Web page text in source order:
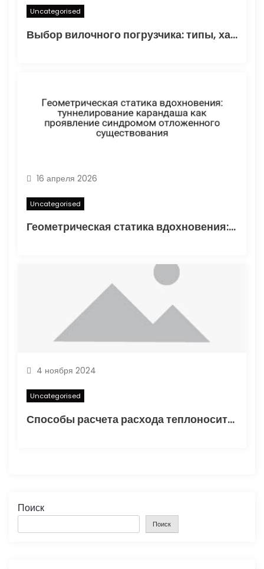
Uncategorised
Выбор вилочного погрузчика: типы, характеристики и области применения
16 апреля 2026
Uncategorised
Геометрическая статика вдохновения: туннелирование карандаша как проявление синдромом отложенного существования
4 ноября 2024
Uncategorised
Способы расчета расхода теплоносителя для системы отопления
Поиск
Поиск